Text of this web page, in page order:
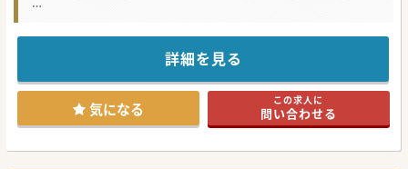
土日祝休みでメリハリをつけた勤務が可能です！
糖尿病教育入院を行っていることや透析予防指導を行ってお
患者指導スキルまでしっかり身に着けることができます！
#秋入職可
詳細を見る
気になる この求人に
問い合わせる